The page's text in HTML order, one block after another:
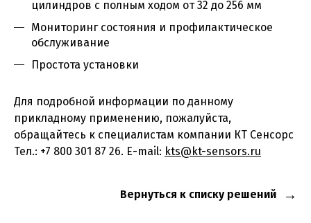
цилиндров с полным ходом от 32 до 256 мм
Мониторинг состояния и профилактическое
обслуживание
Простота установки
Для подробной информации по данному
прикладному применению, пожалуйста,
обращайтесь к специалистам компании КТ Сенсорс
Тел.: +7 800 301 87 26. E-mail: kts@kt-sensors.ru
Вернуться к списку решений